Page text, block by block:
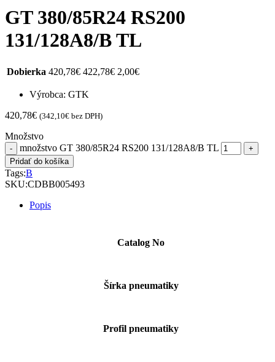
GT 380/85R24 RS200
131/128A8/B TL
Dobierka 420,78€ 422,78€ 2,00€
Výrobca: GTK
420,78€ (342,10€ bez DPH)
Množstvo
množstvo GT 380/85R24 RS200 131/128A8/B TL
Pridať do košíka
Tags:B
SKU:CDBB005493
Popis
Catalog No
Šírka pneumatiky
Profil pneumatiky